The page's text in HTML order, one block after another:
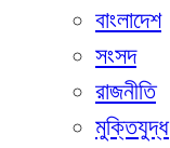
বাংলাদেশ
সংসদ
রাজনীতি
মুক্তিযুদ্ধ